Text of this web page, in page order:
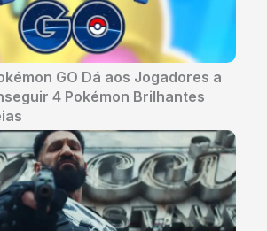
GO Dá aos Jogadores a
4 Pokémon Brilhantes